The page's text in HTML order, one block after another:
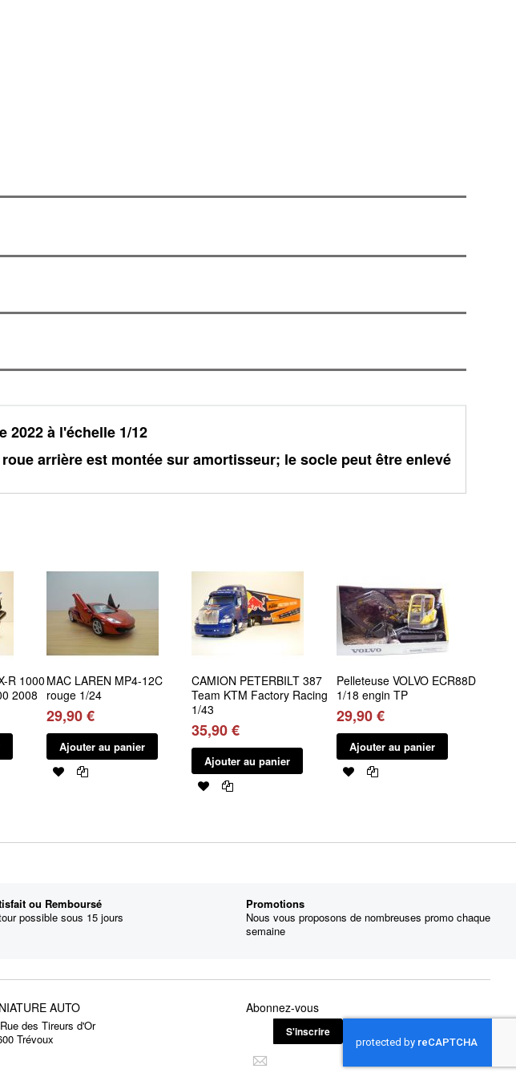
2022 à l'échelle 1/12
arrière est montée sur amortisseur; le socle peut être enlevé
R 1000
2008
MAC LAREN MP4-12C
rouge 1/24
29,90 €
Ajouter au panier
CAMION PETERBILT 387
Team KTM Factory Racing
1/43
35,90 €
Ajouter au panier
Pelleteuse VOLVO ECR88D
1/18 engin TP
29,90 €
Ajouter au panier
ou Remboursé
possible sous 15 jours
Promotions
Nous vous proposons de nombreuses promo chaque
semaine
AUTO
des Tireurs d'Or
Trévoux
Abonnez-vous
Inscription
S'inscrire